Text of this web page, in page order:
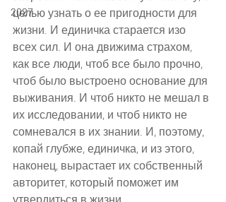
2027
целью узнать о ее пригодности для
жизни. И единичка старается изо
всех сил. И она движима страхом,
как все люди, чтоб все было прочно,
чтоб было выстроено основание для
выживания. И чтоб никто не мешал в
их исследовании, и чтоб никто не
сомневался в их знании. И, поэтому,
копай глубже, единичка, и из этого,
наконец, вырастает их собственный
авторитет, который поможет им